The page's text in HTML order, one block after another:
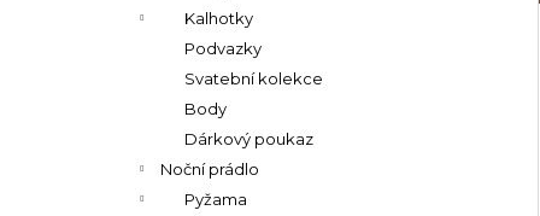
Kalhotky
Podvazky
Svatební kolekce
Body
Dárkový poukaz
Noční prádlo
Pyžama